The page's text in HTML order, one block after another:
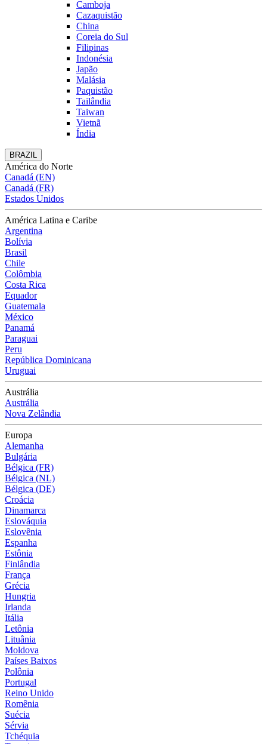
Camboja
Cazaquistão
China
Coreia do Sul
Filipinas
Indonésia
Japão
Malásia
Paquistão
Tailândia
Taiwan
Vietnã
Índia
BRAZIL
América do Norte
Canadá (EN)
Canadá (FR)
Estados Unidos
América Latina e Caribe
Argentina
Bolívia
Brasil
Chile
Colômbia
Costa Rica
Equador
Guatemala
México
Panamá
Paraguai
Peru
República Dominicana
Uruguai
Austrália
Austrália
Nova Zelândia
Europa
Alemanha
Bulgária
Bélgica (FR)
Bélgica (NL)
Bélgica (DE)
Croácia
Dinamarca
Eslováquia
Eslovênia
Espanha
Estônia
Finlândia
França
Grécia
Hungria
Irlanda
Itália
Letônia
Lituânia
Moldova
Países Baixos
Polônia
Portugal
Reino Unido
Romênia
Suécia
Sérvia
Tchéquia